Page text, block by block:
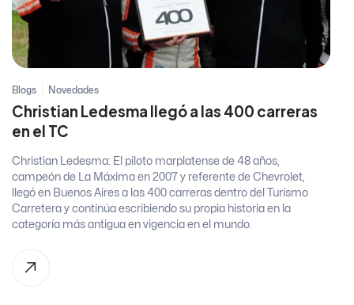
Blogs Novedades
Christian Ledesma llegó a las 400 carreras
en el TC
Christian Ledesma: El piloto marplatense de 48 años,
campeón de La Máxima en 2007 y referente de Chevrolet,
llegó en Buenos Aires a las 400 carreras dentro del Turismo
Carretera y continúa escribiendo su propia historia en la
categoría más antigua en vigencia en el mundo.